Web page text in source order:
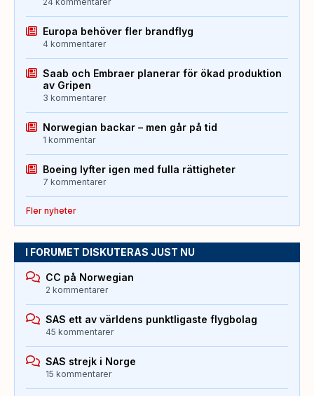
Europa behöver fler brandflyg
4 kommentarer
Saab och Embraer planerar för ökad produktion
av Gripen
3 kommentarer
Norwegian backar – men går på tid
1 kommentar
Boeing lyfter igen med fulla rättigheter
7 kommentarer
Fler nyheter
I FORUMET DISKUTERAS JUST NU
CC på Norwegian
2 kommentarer
SAS ett av världens punktligaste flygbolag
45 kommentarer
SAS strejk i Norge
15 kommentarer